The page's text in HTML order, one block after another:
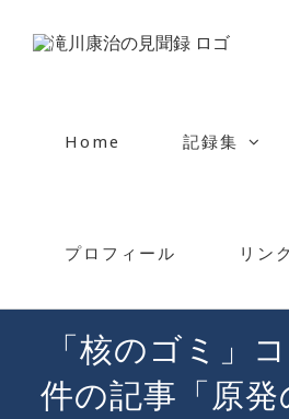
Home 記録集
プロフィール リン
「核のゴミ」
件の記事「原